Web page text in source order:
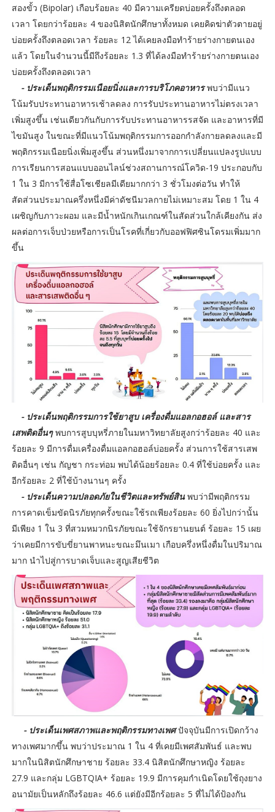
สองขั้ว (Bipolar) เกือบร้อยละ 40 มีความเครียดบ่อยครั้งถึงตลอด
เวลา โดยกว่าร้อยละ 4 ของนิสิตนักศึกษาทั้งหมด เคยคิดฆ่าตัวตายอยู่
บ่อยครั้งถึงตลอดเวลา ร้อยละ 12 ได้เคยลงมือทำร้ายร่างกายตนเอง
แล้ว โดยในจำนวนนี้มีถึงร้อยละ 1.3 ที่ได้ลงมือทำร้ายร่างกายตนเอง
บ่อยครั้งถึงตลอดเวลา
- ประเด็นพฤติกรรมเนือยนิ่งและการบริโภคอาหารพบว่ามีแนว
โน้มรับประทานอาหารเช้าลดลง การรับประทานอาหารไม่ตรงเวลา
เพิ่มสูงขึ้น เช่นเดียวกันกับการรับประทานอาหารรสจัด และอาหารที่มี
ไขมันสูง ในขณะที่มีแนวโน้มพฤติกรรมการออกกำลังกายลดลงและมี
พฤติกรรมเนือยนิ่งเพิ่มสูงขึ้น ส่วนหนึ่งมาจากการเปลี่ยนแปลงรูปแบบ
การเรียนการสอนแบบออนไลน์ช่วงสถานการณ์โควิด-19 ประกอบกับ
1 ใน 3 มีการใช้สื่อโซเชียลมีเดียมากกว่า 3 ชั่วโมงต่อวัน ทำให้
สัดส่วนประมาณครึ่งหนึ่งมีค่าดัชนีมวลกายไม่เหมาะสม โดย 1 ใน 4
เผชิญกับภาวะผอม และมีน้ำหนักเกินเกณฑ์ในสัดส่วนใกล้เคียงกัน ส่ง
ผลต่อการเจ็บป่วยหรือการเป็นโรคที่เกี่ยวกับออฟฟิศซินโดรมเพิ่มมาก
ขึ้น
- ประเด็นพฤติกรรมการใช้ยาสูบ เครื่องดื่มแอลกอฮอล์ และสาร
เสพติดอื่นๆพบการสูบบุหรี่ภายในมหาวิทยาลัยสูงกว่าร้อยละ 40 และ
ร้อยละ 9 มีการดื่มเครื่องดื่มแอลกอฮอล์บ่อยครั้ง ส่วนการใช้สารเสพ
ติดอื่นๆ เช่น กัญชา กระท่อม พบได้น้อยร้อยละ 0.4 ที่ใช้บ่อยครั้ง และ
อีกร้อยละ 2 ที่ใช้บ้างนานๆ ครั้ง
- ประเด็นความปลอดภัยในชีวิตและทรัพย์สินพบว่ามีพฤติกรรม
การคาดเข็มขัดนิรภัยทุกครั้งขณะใช้รถเพียงร้อยละ 60 ยิ่งไปกว่านั้น
มีเพียง 1 ใน 3 ที่สวมหมวกนิรภัยขณะใช้จักรยานยนต์ ร้อยละ 15 เผย
ว่าเคยมีการขับขี่ยานพาหนะขณะมึนเมา เกือบครึ่งหนึ่งดื่มในปริมาณ
มาก นำไปสู่การบาดเจ็บและสูญเสียชีวิต
- ประเด็นเพศสภาพและพฤติกรรมทางเพศปัจจุบันมีการเปิดกว้าง
ทางเพศมากขึ้น พบว่าประมาณ 1 ใน 4 ที่เคยมีเพศสัมพันธ์ และพบ
มากในนิสิตนักศึกษาชาย ร้อยละ 33.4 นิสิตนักศึกษาหญิง ร้อยละ
27.9 และกลุ่ม LGBTQIA+ ร้อยละ 19.9 มีการคุมกำเนิดโดยใช้ถุงยาง
อนามัยเป็นหลักถึงร้อยละ 46.6 แต่ยังมีอีกร้อยละ 5 ที่ไม่ได้ป้องกัน